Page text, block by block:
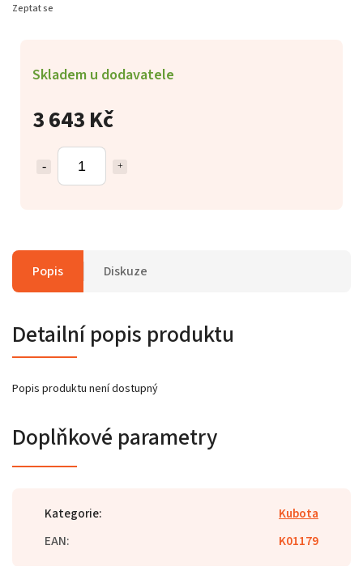
3 643 Kč
Skladem u dodavatele
Zeptat se
Popis Diskuze
Detailní popis produktu
Popis produktu není dostupný
Doplňkové parametry
Kategorie:
Kubota
EAN: K01179